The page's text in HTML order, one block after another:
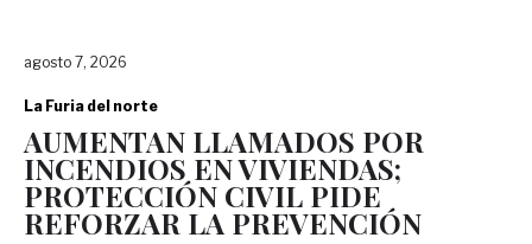
agosto 7, 2026
La Furia del norte
AUMENTAN LLAMADOS POR
INCENDIOS EN VIVIENDAS;
PROTECCIÓN CIVIL PIDE
REFORZAR LA PREVENCIÓN